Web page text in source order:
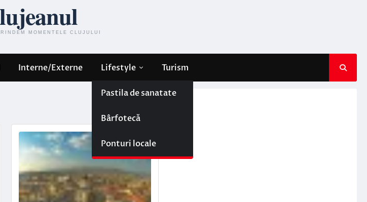
Interne/Externe Lifestyle
Pastila de sanatate
Bârfotecă
Ponturi locale
Turism